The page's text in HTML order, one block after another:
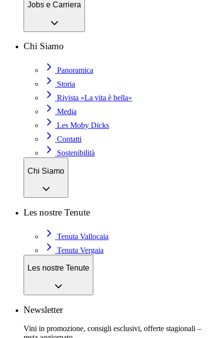
Jobs e Carriera
Chi Siamo
Panoramica
Storia
Rivista «La vita è bella»
Media
Les Moby Dicks
Contatti
Sostenibilità
Chi Siamo
Les nostre Tenute
Tenuta Vallocaia
Tenuta Vergaia
Les nostre Tenute
Newsletter
Vini in promozione, consigli esclusivi, offerte stagionali –